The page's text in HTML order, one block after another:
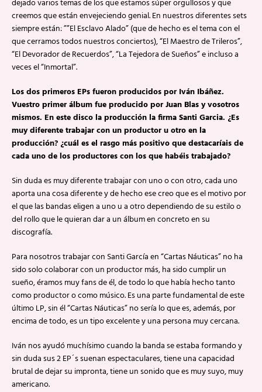
dejado varios temas de los que estamos súper orgullosos y que
creemos que están envejeciendo genial. En nuestros diferentes sets
siempre están: ””El Esclavo Alado” (que de hecho es el tema con el
que cerramos todos nuestros conciertos), “El Maestro de Trileros”,
“El Devorador de Recuerdos”, “La Tejedora de Sueños” e incluso a
veces el “Inmortal”.
Los dos primeros EPs fueron producidos por Iván Ibáñez.
Vuestro primer álbum fue producido por Juan Blas y vosotros
mismos. En este disco la producción la firma Santi Garcia. ¿Es
muy diferente trabajar con un productor u otro en la
producción? ¿cuál es el rasgo más positivo que destacaríais de
cada uno de los productores con los que habéis trabajado?
Sin duda es muy diferente trabajar con uno o con otro, cada uno
aporta una cosa diferente y de hecho ese creo que es el motivo por
el que las bandas eligen a uno u a otro dependiendo de su estilo o
del rollo que le quieran dar a un álbum en concreto en su
discografía.
Para nosotros trabajar con Santi García en “Cartas Náuticas” no ha
sido solo colaborar con un productor más, ha sido cumplir un
sueño, éramos muy fans de él, de todo lo que había hecho tanto
como productor o como músico. Es una parte fundamental de este
último LP, sin él “Cartas Náuticas” no sería lo que es, además, por
encima de todo, es un tipo excelente y una persona muy cercana.
Iván nos ayudó muchísimo cuando la banda se estaba formando y
sin duda sus 2 EP´s suenan espectaculares, tiene una capacidad
brutal de dejar su impronta, tiene un sonido que es muy suyo, muy
americano.